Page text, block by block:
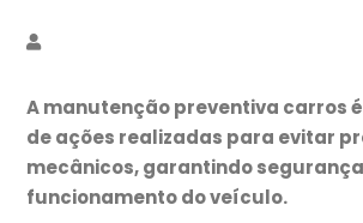
A manutenção preventiva carros
de ações realizadas para evitar
mecânicos, garantindo
funcionamento do veículo.